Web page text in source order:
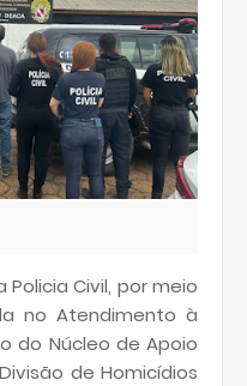
Civil, por meio
no Atendimento à
do Núcleo de Apoio
de Homicídios